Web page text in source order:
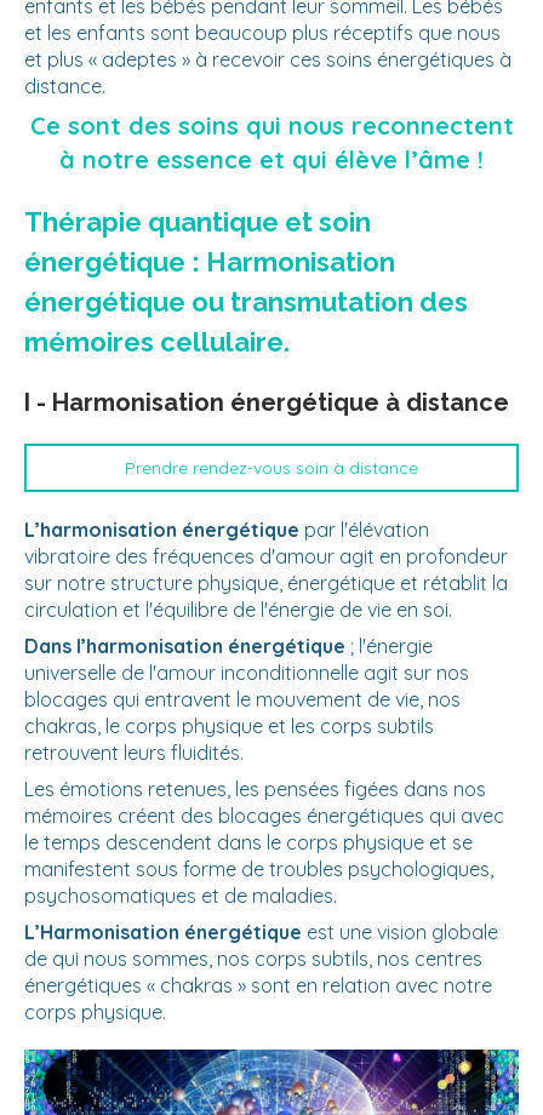
enfants et les bébés pendant leur sommeil. Les bébés
et les enfants sont beaucoup plus réceptifs que nous
et plus « adeptes » à recevoir ces soins énergétiques à
distance.
Ce sont des soins qui nous reconnectent
à notre essence et qui élève l’âme !
Thérapie quantique et soin
énergétique : Harmonisation
énergétique ou transmutation des
mémoires cellulaire.
I - Harmonisation énergétique à distance
Prendre rendez-vous soin à distance
L’harmonisation énergétique par l'élévation
vibratoire des fréquences d'amour agit en profondeur
sur notre structure physique, énergétique et rétablit la
circulation et l'équilibre de l'énergie de vie en soi.
Dans l’harmonisation énergétique ; l'énergie
universelle de l'amour inconditionnelle agit sur nos
blocages qui entravent le mouvement de vie, nos
chakras, le corps physique et les corps subtils
retrouvent leurs fluidités.
Les émotions retenues, les pensées figées dans nos
mémoires créent des blocages énergétiques qui avec
le temps descendent dans le corps physique et se
manifestent sous forme de troubles psychologiques,
psychosomatiques et de maladies.
L’Harmonisation énergétique est une vision globale
de qui nous sommes, nos corps subtils, nos centres
énergétiques « chakras » sont en relation avec notre
corps physique.